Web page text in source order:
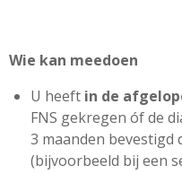
Wie kan meedoen
U heeft in de
FNS gekregen óf de
3 maanden
(bijvoorbeeld bij een